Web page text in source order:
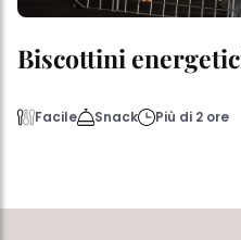
Biscottini
Facile Snack Più di 2 ore